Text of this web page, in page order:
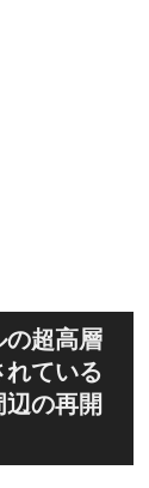
の超高層
ている
辺の再開